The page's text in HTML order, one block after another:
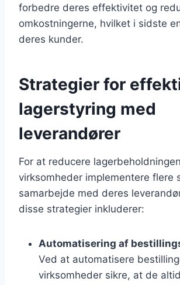
forbedre deres effektivitet og
omkostningerne, hvilket i sidste
deres kunder.
Strategier for
lagerstyring med
leverandører
For at reducere
virksomheder implementere flere
samarbejde med deres
disse strategier inkluderer:
Automatisering af
Ved at automatisere
virksomheder sikre, at de